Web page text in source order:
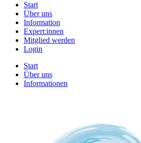
Start
Über uns
Information
Expert:innen
Mitglied werden
Login
Start
Über uns
Informationen